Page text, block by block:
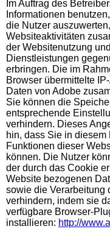
Im Auftrag des
Informationen
die Nutzer
Websiteaktivitäten
der Websitenutzung
Dienstleistungen
erbringen. Die im
Browser übermittelte
Daten von Adobe
Sie können die
entsprechende
verhindern. Dieses
hin, dass Sie in
Funktionen dieser
können. Die Nutzer
der durch das Cookie
Website bezogenen
sowie die Verarbeitung
verhindern, indem sie
verfügbare Browser-
installieren: http://